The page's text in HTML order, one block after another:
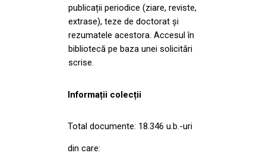
publicații periodice (ziare, reviste,
extrase), teze de doctorat și
rezumatele acestora. Accesul în
bibliotecă pe baza unei solicitări
scrise.
Informații colecții
Total documente: 18.346 u.b.-uri
din care: